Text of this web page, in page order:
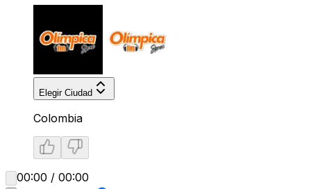
Elegir Ciudad
Colombia
00:00 / 00:00